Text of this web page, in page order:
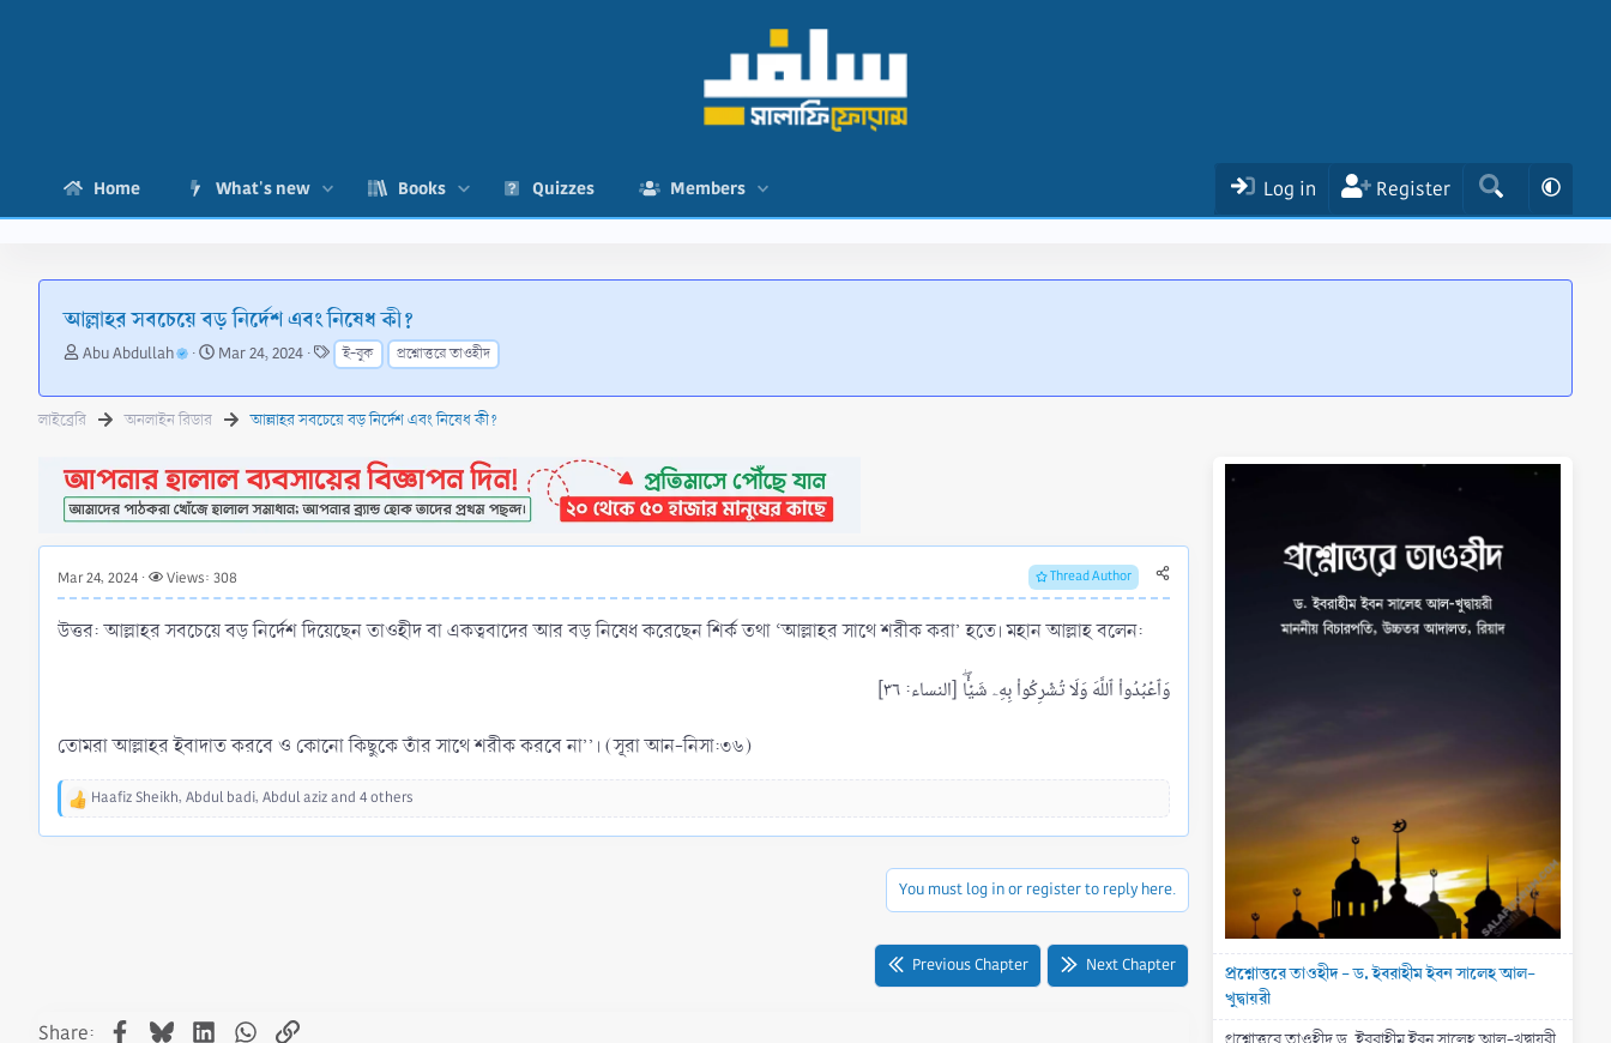
Home What's new Books Quizzes Members Log in Register
আল্লাহর সবচেয়ে বড় নির্দেশ এবং নিষেধ কী?
T
r
e
s
t
r
t
e
r
Abu Abdullah
S
a
a
t
Mar 24, 2024
T
a
g
s
ই-বুক প্রশ্নোত্তরে তাওহীদ
লাইব্রেরি অনলাইন রিডার আল্লাহর সবচেয়ে বড় নির্দেশ এবং নিষেধ কী?
Mar 24, 2024 Views: 308 Thread Author
উত্তর: আল্লাহর সবচেয়ে বড় নির্দেশ দিয়েছেন তাওহীদ বা একত্ববাদের আর বড় নিষেধ করেছেন শির্ক তথা ‘আল্লাহর সাথে শরীক করা’ হতে। মহান আল্লাহ বলেন:
তোমরা আল্লাহর ইবাদাত করবে ও কোনো কিছুকে তাঁর সাথে শরীক করবে না’’। (সূরা আন-নিসা:৩৬)
R
Haafiz Sheikh, Abdul badi, Abdul azizand 4 others
You must log in or register to reply here.
Previous Chapter Next Chapter
Share: Facebook
BlueskyLinkedInWhatsApp
Link
প্রশ্নোত্তরে তাওহীদ - ড. ইবরাহীম ইবন সালেহ আল-
খুদ্বায়রী